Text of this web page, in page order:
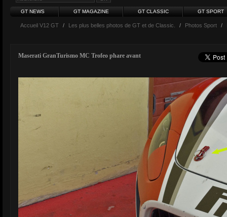
GT NEWS GT MAGAZINE GT CLASSIC GT SPORT
Accueil V12 GT / Les plus belles photos de GT et de Classic. / Photos Sport /
Maserati GranTurismo MC Trofeo phare avant